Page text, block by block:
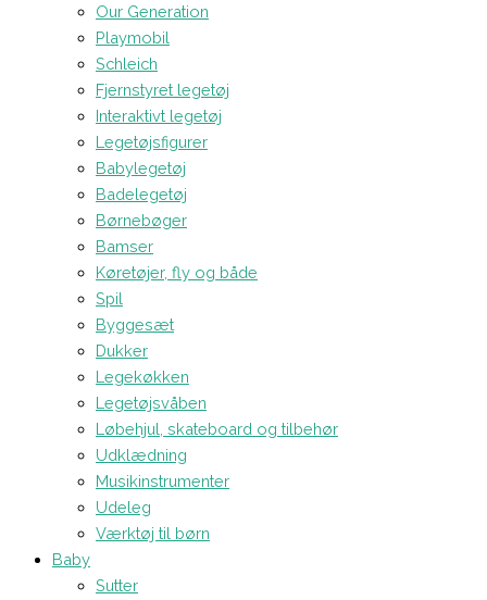
Our Generation
Playmobil
Schleich
Fjernstyret legetøj
Interaktivt legetøj
Legetøjsfigurer
Babylegetøj
Badelegetøj
Børnebøger
Bamser
Køretøjer, fly og både
Spil
Byggesæt
Dukker
Legekøkken
Legetøjsvåben
Løbehjul, skateboard og tilbehør
Udklædning
Musikinstrumenter
Udeleg
Værktøj til børn
Baby
Sutter